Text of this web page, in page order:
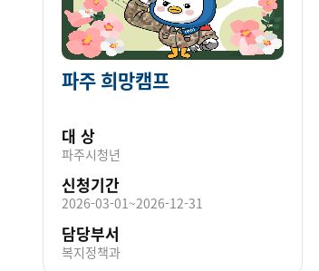
파주 희망캠프
대 상
파주시청년
신청기간
2026-03-01~2026-12-31
담당부서
복지정책과